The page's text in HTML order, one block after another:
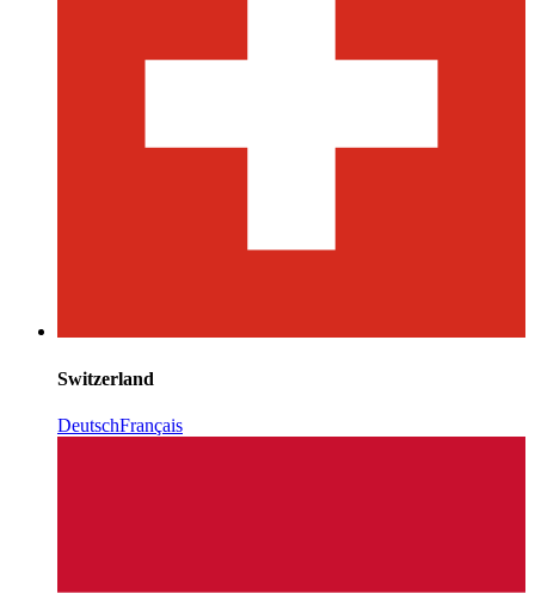
Switzerland
DeutschFrançais